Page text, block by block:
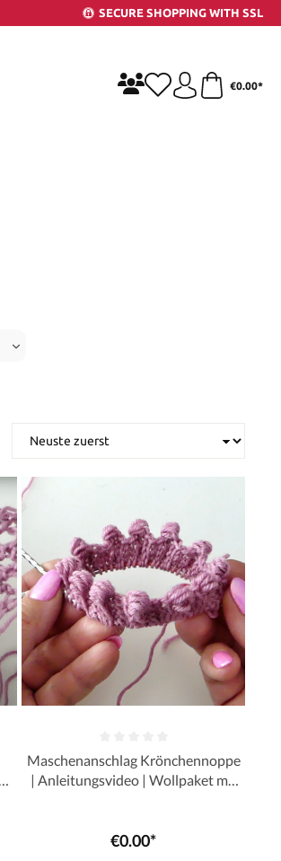
SECURE SHOPPING WITH SSL
€0.00*
Maschenanschlag Krönchennoppe
| Anleitungsvideo | Wollpaket mit
€0.00*